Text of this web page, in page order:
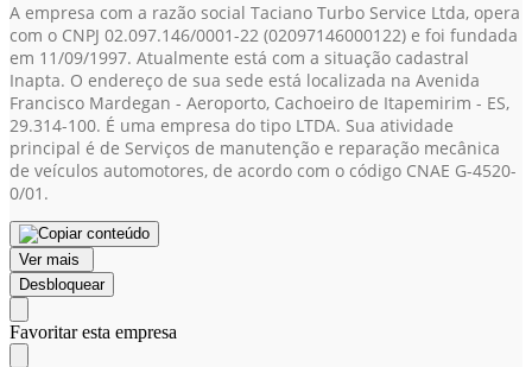
A empresa com a razão social Taciano Turbo Service Ltda, opera
com o CNPJ 02.097.146/0001-22 (02097146000122) e foi fundada
em 11/09/1997. Atualmente está com a situação cadastral
Inapta. O endereço de sua sede está localizada na Avenida
Francisco Mardegan - Aeroporto, Cachoeiro de Itapemirim - ES,
29.314-100. É uma empresa do tipo LTDA. Sua atividade
principal é de Serviços de manutenção e reparação mecânica
de veículos automotores, de acordo com o código CNAE G-4520-
0/01.
Ver mais
Desbloquear
Favoritar esta empresa